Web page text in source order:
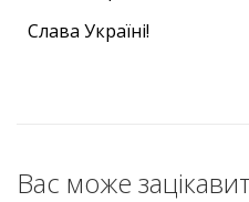
Слава Україні!
Вас може